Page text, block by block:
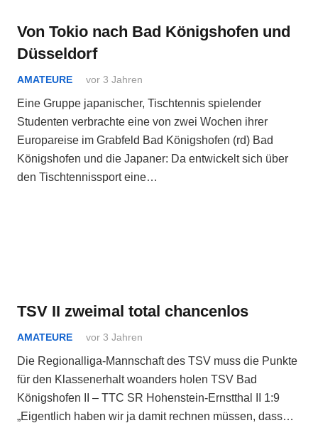
Von Tokio nach Bad Königshofen und
Düsseldorf
AMATEURE vor 3 Jahren
Eine Gruppe japanischer, Tischtennis spielender
Studenten verbrachte eine von zwei Wochen ihrer
Europareise im Grabfeld Bad Königshofen (rd) Bad
Königshofen und die Japaner: Da entwickelt sich über
den Tischtennissport eine…
TSV II zweimal total chancenlos
AMATEURE vor 3 Jahren
Die Regionalliga-Mannschaft des TSV muss die Punkte
für den Klassenerhalt woanders holen TSV Bad
Königshofen II – TTC SR Hohenstein-Ernstthal II 1:9
„Eigentlich haben wir ja damit rechnen müssen, dass…